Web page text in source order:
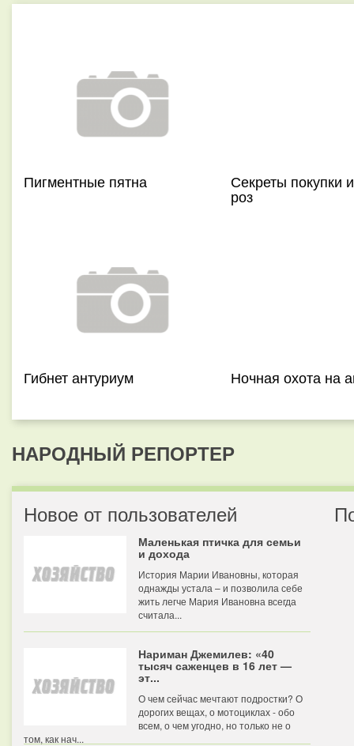
Пигментные пятна Секреты покупки
роз
Гибнет антуриум Ночная охота на
НАРОДНЫЙ РЕПОРТЕР
Новое от пользователей
Маленькая птичка для семьи
и дохода
История Марии Ивановны, которая
однажды устала – и позволила себе
жить легче Мария Ивановна всегда
считала...
Нариман Джемилев: «40
тысяч саженцев в 16 лет —
эт...
О чем сейчас мечтают подростки? О
дорогих вещах, о мотоциклах - обо
всем, о чем угодно, но только не о
том, как нач...